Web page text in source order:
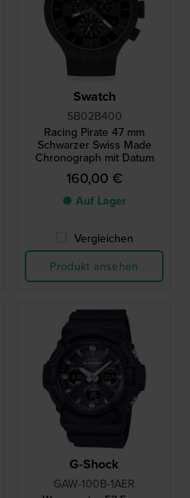
Swatch
SB02B400
Racing Pirate 47 mm
Schwarzer Swiss Made
Chronograph mit Datum
160,00 €
● Auf Lager
Vergleichen
Produkt ansehen
G-Shock
GAW-100B-1AER